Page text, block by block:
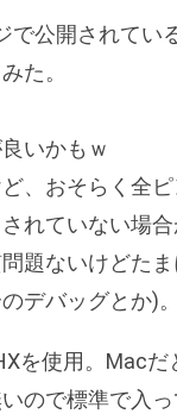
で公開されてい
た。
いかもｗ
、おそらく全
れていない場
題ないけどた
デバッグとか)。
を使用。Mac
ので標準で入